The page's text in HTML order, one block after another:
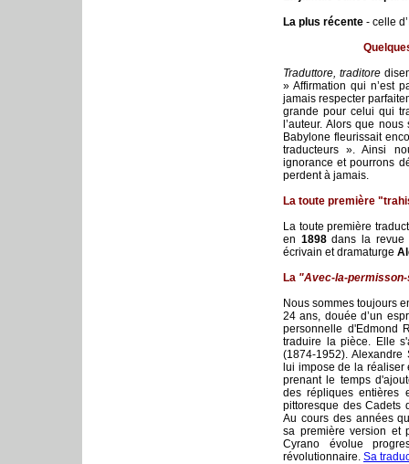
La plus récente - celle
Traduttore, traditore
» Affirmation qui n’est
jamais respecter
grande pour celui qui
l’auteur. Alors que
Babylone fleurissait
traducteurs ». Ainsi
ignorance et pourrons
perdent à jamais.
La toute première
La toute première
en 1898dans la revue
écrivain et dramaturge
La "Avec-la-
Nous sommes toujours
24 ans, douée d’un
personnelle d'Edmond
traduire la pièce. Elle
(1874-1952). Alexandre
lui impose de la
prenant le temps
des répliques entières
pittoresque des Cadets
Au cours des années
sa première version et
Cyrano évolue
révolutionnaire. Sa